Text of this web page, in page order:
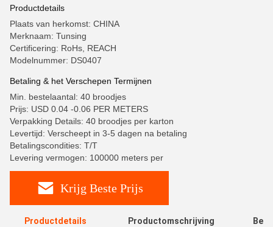
Productdetails
Plaats van herkomst: CHINA
Merknaam: Tunsing
Certificering: RoHs, REACH
Modelnummer: DS0407
Betaling & het Verschepen Termijnen
Min. bestelaantal: 40 broodjes
Prijs: USD 0.04 -0.06 PER METERS
Verpakking Details: 40 broodjes per karton
Levertijd: Verscheept in 3-5 dagen na betaling
Betalingscondities: T/T
Levering vermogen: 100000 meters per
Krijg Beste Prijs
Productdetails Productomschrijving